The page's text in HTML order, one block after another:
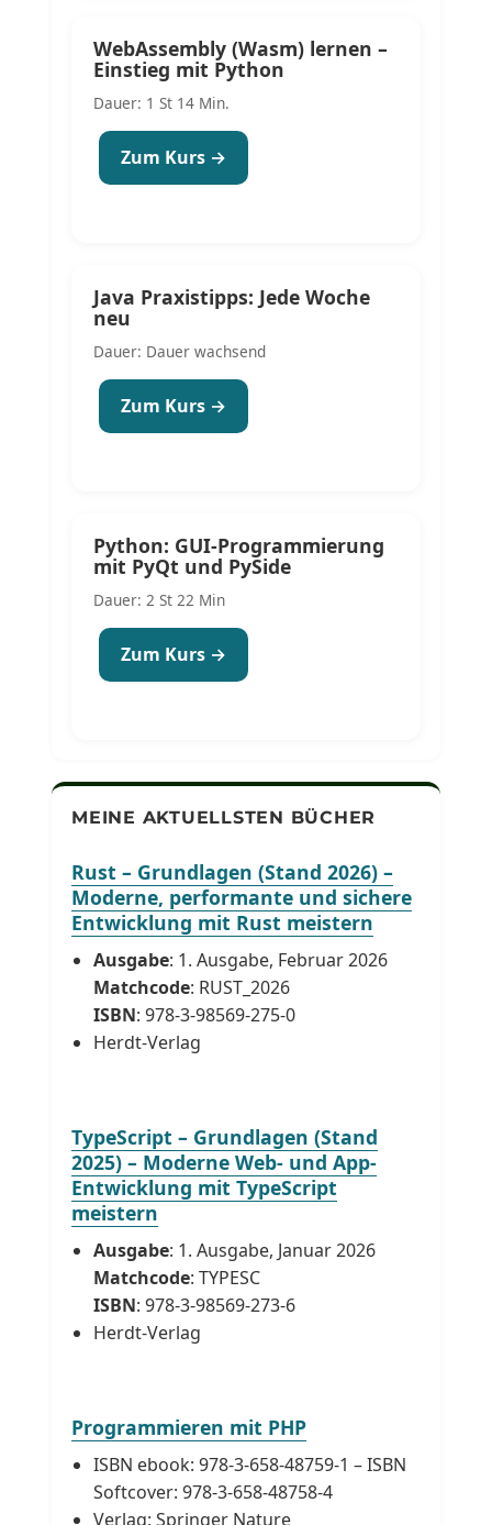
WebAssembly (Wasm) lernen –
Einstieg mit Python
Dauer: 1 St 14 Min.
Zum Kurs →
Java Praxistipps: Jede Woche
neu
Dauer: Dauer wachsend
Zum Kurs →
Python: GUI-Programmierung
mit PyQt und PySide
Dauer: 2 St 22 Min
Zum Kurs →
MEINE AKTUELLSTEN BÜCHER
Rust – Grundlagen (Stand 2026) –
Moderne, performante und sichere
Entwicklung mit Rust meistern
Ausgabe: 1. Ausgabe, Februar 2026
Matchcode: RUST_2026
ISBN: 978-3-98569-275-0
Herdt-Verlag
TypeScript – Grundlagen (Stand
2025) – Moderne Web- und App-
Entwicklung mit TypeScript
meistern
Ausgabe: 1. Ausgabe, Januar 2026
Matchcode: TYPESC
ISBN: 978-3-98569-273-6
Herdt-Verlag
Programmieren mit PHP
ISBN ebook: 978-3-658-48759-1 – ISBN
Softcover: 978-3-658-48758-4
Verlag: Springer Nature